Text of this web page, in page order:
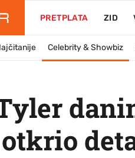
PRETPLATA ZID
Celebrity & Showbiz